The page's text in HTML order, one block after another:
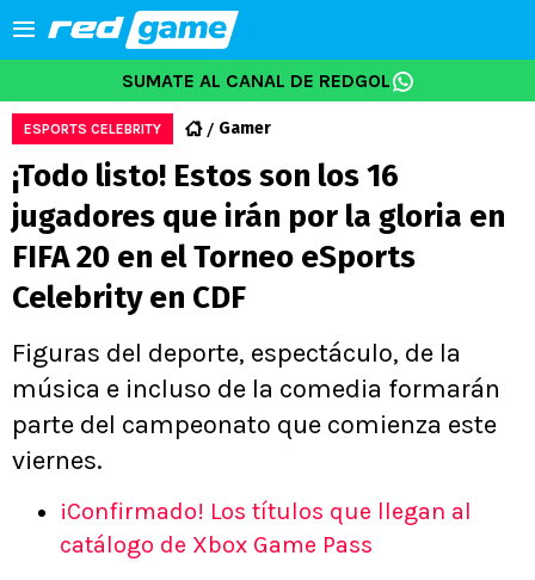
SUMATE AL CANAL DE REDGOL
ESPORTS CELEBRITY Gamer
¡Todo listo! Estos son los 16
jugadores que irán por la gloria en
FIFA 20 en el Torneo eSports
Celebrity en CDF
Figuras del deporte, espectáculo, de la
música e incluso de la comedia formarán
parte del campeonato que comienza este
viernes.
¡Confirmado! Los títulos que llegan al
catálogo de Xbox Game Pass